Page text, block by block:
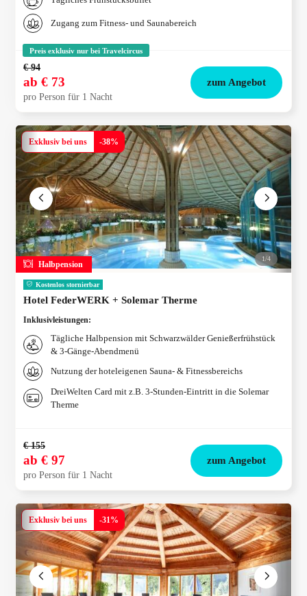
Zugang zum Fitness- und Saunabereich
Preis exklusiv nur bei Travelcircus
€ 94
ab € 73
pro Person für 1 Nacht
zum Angebot
Halbpension
Exklusiv bei uns -38%
1/4
Kostenlos stornierbar
Hotel FederWERK + Solemar Therme
Inklusivleistungen:
Tägliche Halbpension mit Schwarzwälder Genießerfrühstück
& 3-Gänge-Abendmenü
Nutzung der hoteleigenen Sauna- & Fitnessbereichs
DreiWelten Card mit z.B. 3-Stunden-Eintritt in die Solemar
Therme
€ 155
ab € 97
pro Person für 1 Nacht
zum Angebot
Exklusiv bei uns -31 %